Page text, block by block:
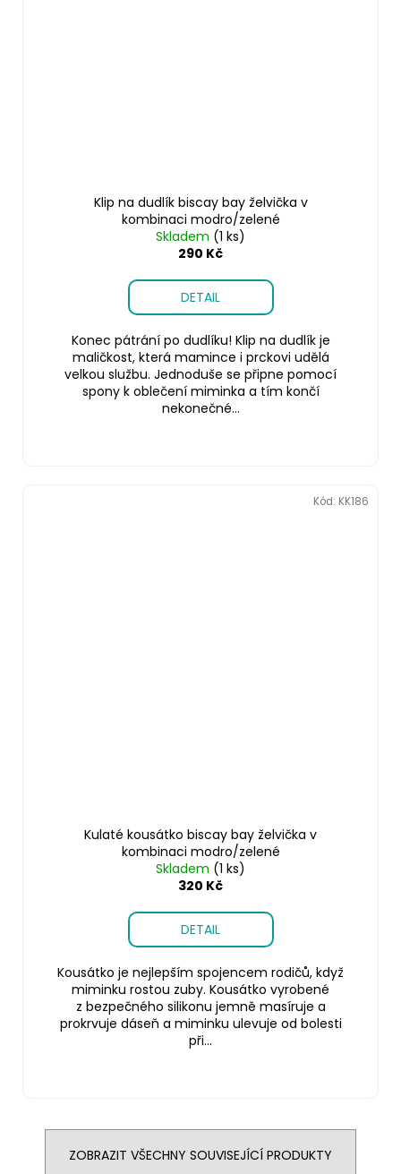
Klip na dudlík biscay bay želvička v
kombinaci modro/zelené
Skladem (1 ks)
290 Kč
DETAIL
Konec pátrání po dudlíku! Klip na dudlík je
maličkost, která mamince i prckovi udělá
velkou službu. Jednoduše se připne pomocí
spony k oblečení miminka a tím končí
nekonečné...
Kulaté kousátko biscay bay želvička v
kombinaci modro/zelené
Skladem (1 ks)
320 Kč
DETAIL
Kousátko je nejlepším spojencem rodičů, když
miminku rostou zuby. Kousátko vyrobené
z bezpečného silikonu jemně masíruje a
prokrvuje dáseň a miminku ulevuje od bolesti
při...
Kód: KK186
ZOBRAZIT VŠECHNY SOUVISEJÍCÍ PRODUKTY